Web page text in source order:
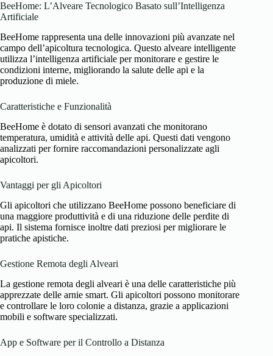
BeeHome: L’Alveare Tecnologico Basato sull’Intelligenza
Artificiale
BeeHome rappresenta una delle innovazioni più avanzate nel
campo dell’apicoltura tecnologica. Questo alveare intelligente
utilizza l’intelligenza artificiale per monitorare e gestire le
condizioni interne, migliorando la salute delle api e la
produzione di miele.
Caratteristiche e Funzionalità
BeeHome è dotato di sensori avanzati che monitorano
temperatura, umidità e attività delle api. Questi dati vengono
analizzati per fornire raccomandazioni personalizzate agli
apicoltori.
Vantaggi per gli Apicoltori
Gli apicoltori che utilizzano BeeHome possono beneficiare di
una maggiore produttività e di una riduzione delle perdite di
api. Il sistema fornisce inoltre dati preziosi per migliorare le
pratiche apistiche.
Gestione Remota degli Alveari
La gestione remota degli alveari è una delle caratteristiche più
apprezzate delle arnie smart. Gli apicoltori possono monitorare
e controllare le loro colonie a distanza, grazie a applicazioni
mobili e software specializzati.
App e Software per il Controllo a Distanza